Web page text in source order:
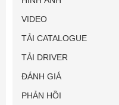
VIDEO
TẢI CATALOGUE
TẢI DRIVER
ĐÁNH GIÁ
PHẢN HỒI